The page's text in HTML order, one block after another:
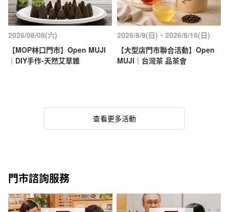
2026/08/08(六)
【MOP林口門市】Open MUJI
｜DIY手作-天然艾草錐
2026/8/9(日)、2026/8/16(日)
【大型店門市聯合活動】Open
MUJI｜台灣茶 品茶會
查看更多活動
門市諮詢服務